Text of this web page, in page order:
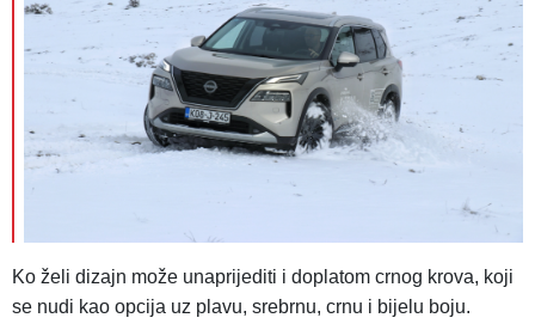
Ko želi dizajn može unaprijediti i doplatom crnog krova, koji
se nudi kao opcija uz plavu, srebrnu, crnu i bijelu boju.